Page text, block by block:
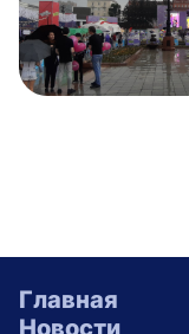
Главная
Новости